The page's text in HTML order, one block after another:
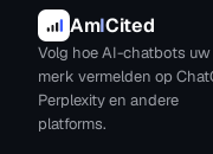
AmICited
Volg hoe AI-chatbots uw
merk vermelden op
Perplexity en andere
platforms.